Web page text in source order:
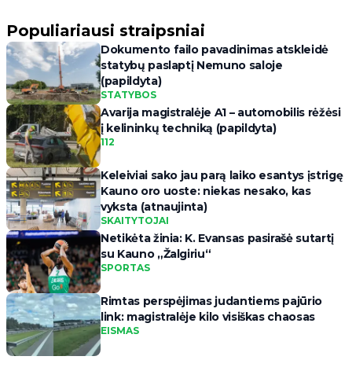
Populiariausi straipsniai
Dokumento failo pavadinimas atskleidė
statybų paslaptį Nemuno saloje
(papildyta)
STATYBOS
Avarija magistralėje A1 – automobilis rėžėsi
į kelininkų techniką (papildyta)
112
Keleiviai sako jau parą laiko esantys įstrigę
Kauno oro uoste: niekas nesako, kas
vyksta (atnaujinta)
SKAITYTOJAI
Netikėta žinia: K. Evansas pasirašė sutartį
su Kauno „Žalgiriu“
SPORTAS
Rimtas perspėjimas judantiems pajūrio
link: magistralėje kilo visiškas chaosas
EISMAS